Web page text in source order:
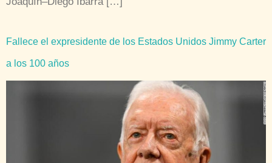
Fallece el expresidente de los Estados Unidos Jimmy Carter
a los 100 años